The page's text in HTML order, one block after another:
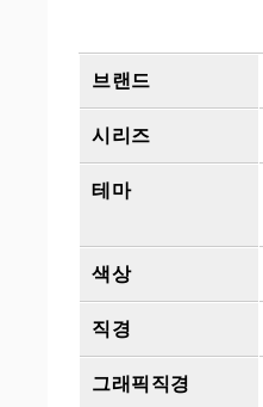
브랜드
시리즈
테마
색상
직경
그래픽직경